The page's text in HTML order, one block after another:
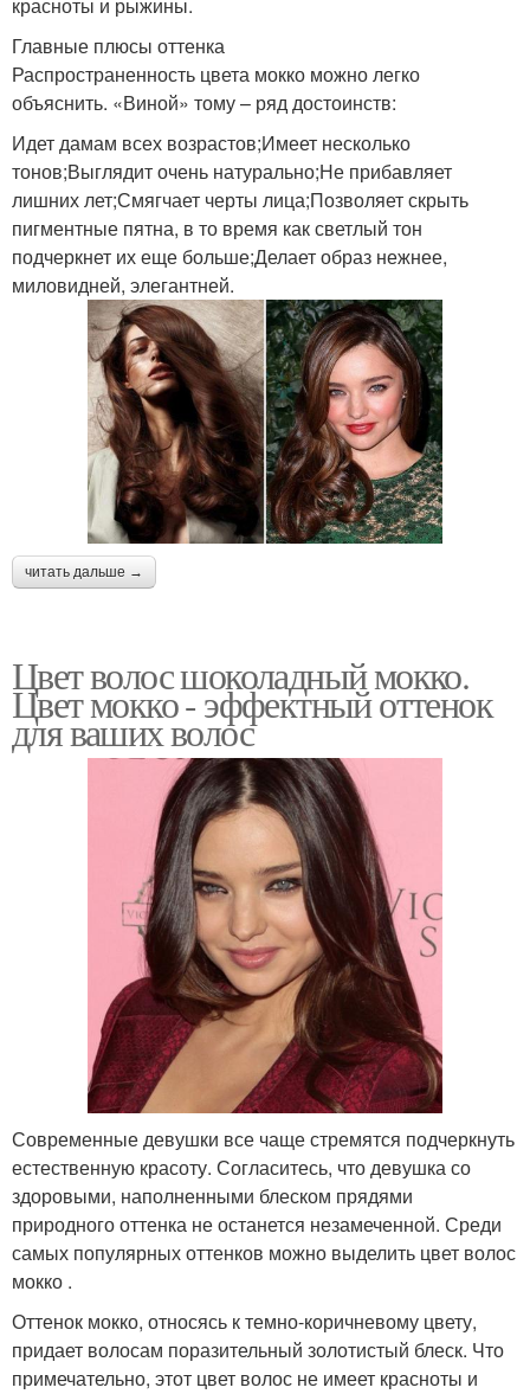
Главные плюсы оттенка
Распространенность цвета мокко можно легко
объяснить. «Виной» тому – ряд достоинств:
Идет дамам всех возрастов;Имеет несколько
тонов;Выглядит очень натурально;Не прибавляет
лишних лет;Смягчает черты лица;Позволяет скрыть
пигментные пятна, в то время как светлый тон
подчеркнет их еще больше;Делает образ нежнее,
миловидней, элегантней.
читать дальше →
Цвет волос шоколадный мокко.
Цвет мокко - эффектный оттенок
для ваших волос
Современные девушки все чаще стремятся подчеркнуть
естественную красоту. Согласитесь, что девушка со
здоровыми, наполненными блеском прядями
природного оттенка не останется незамеченной. Среди
самых популярных оттенков можно выделить цвет волос
мокко .
Оттенок мокко, относясь к темно-коричневому цвету,
придает волосам поразительный золотистый блеск. Что
примечательно, этот цвет волос не имеет красноты и